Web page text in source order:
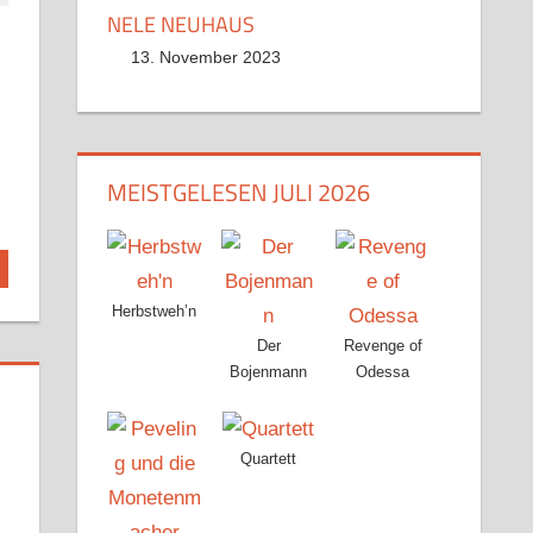
NELE NEUHAUS
13. November 2023
MEISTGELESEN JULI 2026
Herbstweh’n
Der
Bojenmann
Revenge of
Odessa
Quartett